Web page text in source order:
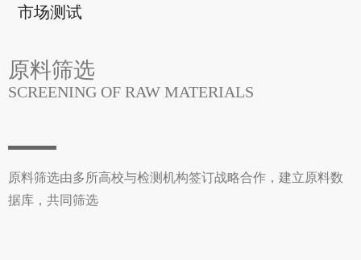
市场测试
原料筛选
SCREENING OF RAW MATERIALS
原料筛选由多所高校与检测机构签订战略合作，建立原料数
据库，共同筛选